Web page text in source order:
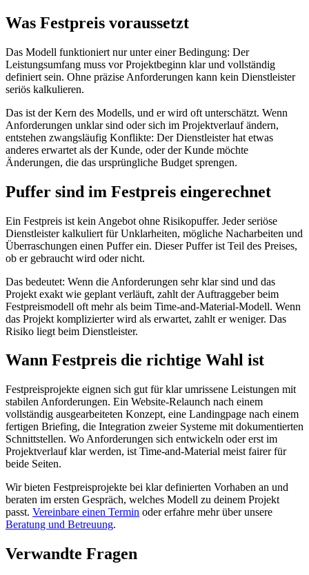
Was Festpreis voraussetzt
Das Modell funktioniert nur unter einer Bedingung: Der
Leistungsumfang muss vor Projektbeginn klar und vollständig
definiert sein. Ohne präzise Anforderungen kann kein Dienstleister
seriös kalkulieren.
Das ist der Kern des Modells, und er wird oft unterschätzt. Wenn
Anforderungen unklar sind oder sich im Projektverlauf ändern,
entstehen zwangsläufig Konflikte: Der Dienstleister hat etwas
anderes erwartet als der Kunde, oder der Kunde möchte
Änderungen, die das ursprüngliche Budget sprengen.
Puffer sind im Festpreis eingerechnet
Ein Festpreis ist kein Angebot ohne Risikopuffer. Jeder seriöse
Dienstleister kalkuliert für Unklarheiten, mögliche Nacharbeiten und
Überraschungen einen Puffer ein. Dieser Puffer ist Teil des Preises,
ob er gebraucht wird oder nicht.
Das bedeutet: Wenn die Anforderungen sehr klar sind und das
Projekt exakt wie geplant verläuft, zahlt der Auftraggeber beim
Festpreismodell oft mehr als beim Time-and-Material-Modell. Wenn
das Projekt komplizierter wird als erwartet, zahlt er weniger. Das
Risiko liegt beim Dienstleister.
Wann Festpreis die richtige Wahl ist
Festpreisprojekte eignen sich gut für klar umrissene Leistungen mit
stabilen Anforderungen. Ein Website-Relaunch nach einem
vollständig ausgearbeiteten Konzept, eine Landingpage nach einem
fertigen Briefing, die Integration zweier Systeme mit dokumentierten
Schnittstellen. Wo Anforderungen sich entwickeln oder erst im
Projektverlauf klar werden, ist Time-and-Material meist fairer für
beide Seiten.
Wir bieten Festpreisprojekte bei klar definierten Vorhaben an und
beraten im ersten Gespräch, welches Modell zu deinem Projekt
passt. Vereinbare einen Termin oder erfahre mehr über unsere
Beratung und Betreuung.
Verwandte Fragen